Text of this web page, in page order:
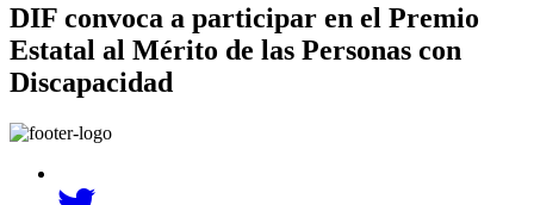
DIF convoca a participar en el Premio
Estatal al Mérito de las Personas con
Discapacidad